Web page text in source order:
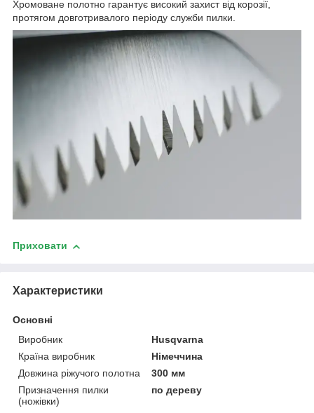
Хромоване полотно гарантує високий захист від корозії,
протягом довготривалого періоду служби пилки.
Приховати
Характеристики
Основні
Виробник
Husqvarna
Країна виробник
Німеччина
Довжина ріжучого полотна
300 мм
Призначення пилки
(ножівки)
по дереву